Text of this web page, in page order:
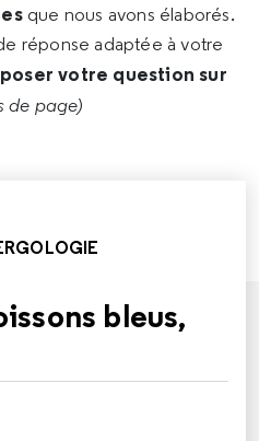
que nous avons élaborés.
réponse adaptée à votre
poser votre question sur
de page)
bleus,